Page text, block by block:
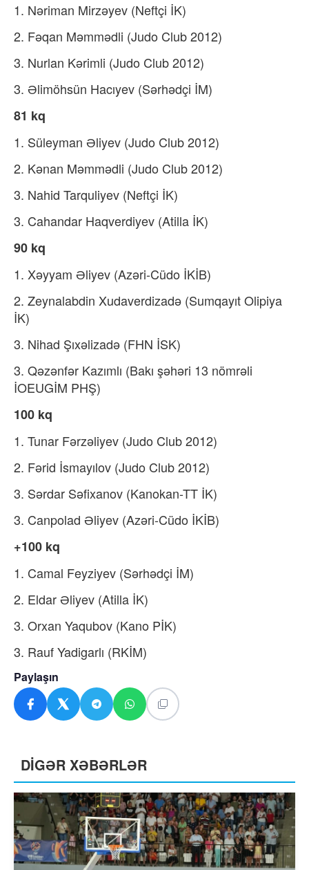
1. Nəriman Mirzəyev (Neftçi İK)
2. Fəqan Məmmədli (Judo Club 2012)
3. Nurlan Kərimli (Judo Club 2012)
3. Əlimöhsün Hacıyev (Sərhədçi İM)
81 kq
1. Süleyman Əliyev (Judo Club 2012)
2. Kənan Məmmədli (Judo Club 2012)
3. Nahid Tarquliyev (Neftçi İK)
3. Cahandar Haqverdiyev (Atilla İK)
90 kq
1. Xəyyam Əliyev (Azəri-Cüdo İKİB)
2. Zeynalabdin Xudaverdizadə (Sumqayıt Olipiya
İK)
3. Nihad Şıxəlizadə (FHN İSK)
3. Qəzənfər Kazımlı (Bakı şəhəri 13 nömrəli
İOEUGİM PHŞ)
100 kq
1. Tunar Fərzəliyev (Judo Club 2012)
2. Fərid İsmayılov (Judo Club 2012)
3. Sərdar Səfixanov (Kanokan-TT İK)
3. Canpolad Əliyev (Azəri-Cüdo İKİB)
+100 kq
1. Camal Feyziyev (Sərhədçi İM)
2. Eldar Əliyev (Atilla İK)
3. Orxan Yaqubov (Kano PİK)
3. Rauf Yadigarlı (RKİM)
Paylaşın
DİGƏR XƏBƏRLƏR